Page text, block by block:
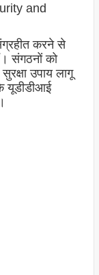
and
करने से
संगठनों को
उपाय लागू
यूडीडीआई